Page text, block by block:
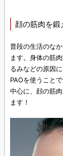
顔の筋肉を鍛
普段の生活のな
ます。身体の筋
るみなどの原因に
PAOを使うこと
中心に、顔の筋
ます！